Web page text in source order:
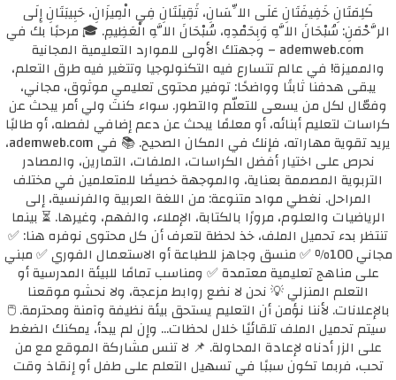
كَلِمَتَانِ خَفِيفَتَانِ عَلَى اللِّسَانِ، ثَقِيلَتَانِ فِي الْمِيزَانِ، حَبِيبَتَانِ إِلَى
الرَّحْمَنِ: سُبْحَانَ اللَّهِ وَبِحَمْدِهِ، سُبْحَانَ اللَّهِ الْعَظِيمِ. 🎓 مرحبًا بك في
ademweb.com – وجهتك الأولى للموارد التعليمية المجانية
والمميزة! في عالم تتسارع فيه التكنولوجيا وتتغير فيه طرق التعلم،
يبقى هدفنا ثابتًا وواضحًا: توفير محتوى تعليمي موثوق، مجاني،
وفعّال لكل من يسعى للتعلّم والتطور. سواء كنتَ ولي أمر يبحث عن
كراسات لتعليم أبنائه، أو معلمًا يبحث عن دعم إضافي لفصله، أو طالبًا
يريد تقوية مهاراته، فإنك في المكان الصحيح. 📚 في ademweb.com،
نحرص على اختيار أفضل الكراسات، الملفات، التمارين، والمصادر
التربوية المصممة بعناية، والموجهة خصيصًا للمتعلمين في مختلف
المراحل. نغطي مواد متنوعة: من اللغة العربية والفرنسية، إلى
الرياضيات والعلوم، مرورًا بالكتابة، الإملاء، والفهم، وغيرها. ⏳ بينما
تنتظر بدء تحميل الملف، خذ لحظة لتعرف أن كل محتوى نوفره هنا: ✅
مجاني 100٪ ✅ منسق وجاهز للطباعة أو الاستعمال الفوري ✅ مبني
على مناهج تعليمية معتمدة ✅ ومناسب تمامًا للبيئة المدرسية أو
التعلم المنزلي 💡 نحن لا نضع روابط مزعجة، ولا نحشو موقعنا
بالإعلانات. لأننا نؤمن أن التعليم يستحق بيئة نظيفة وآمنة ومحترمة. 🖱️
سيتم تحميل الملف تلقائيًا خلال لحظات... وإن لم يبدأ، يمكنك الضغط
على الزر أدناه لإعادة المحاولة. 📌 لا تنس مشاركة الموقع مع من
تحب، فربما تكون سببًا في تسهيل التعلم على طفل أو إنقاذ وقت